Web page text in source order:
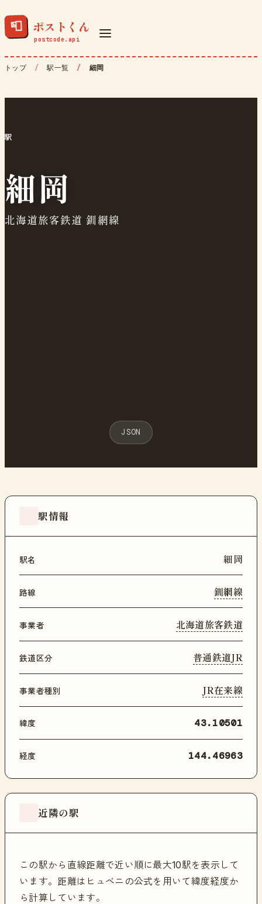
📮 ポストくん
トップ 駅一覧 細岡
駅
細岡
北海道旅客鉄道 釧網線
JSON
駅情報
駅名 細岡
路線 釧網線
事業者 北海道旅客鉄道
鉄道区分 普通鉄道JR
事業者種別 JR在来線
緯度 43.10501
経度 144.46963
近隣の駅
この駅から直線距離で近い順に最大10駅を表示して
います。距離はヒュベニの公式を用いて緯度経度か
ら計算しています。